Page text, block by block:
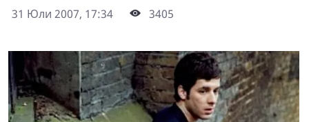
31 Юли 2007, 17:34
3405